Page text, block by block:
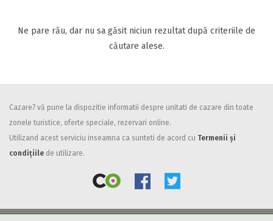
Facilități
Internet wireless
All inclusive
Ne pare rău, dar nu sa găsit niciun rezultat după criteriile de
căutare alese.
Cazare7 vă pune la dispozitie informatii despre unitati de cazare din toate
zonele turistice, oferte speciale, rezervari online.
Utilizand acest serviciu inseamna ca sunteti de acord cu Termenii și
condițiile de utilizare.